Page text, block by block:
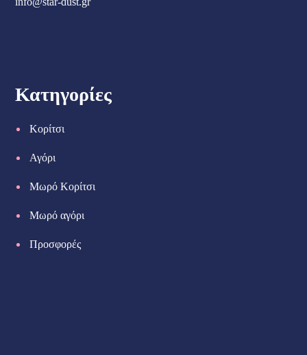
Κατηγορίες
Κορίτσι
Αγόρι
Μωρό Κορίτσι
Μωρό αγόρι
Προσφορές